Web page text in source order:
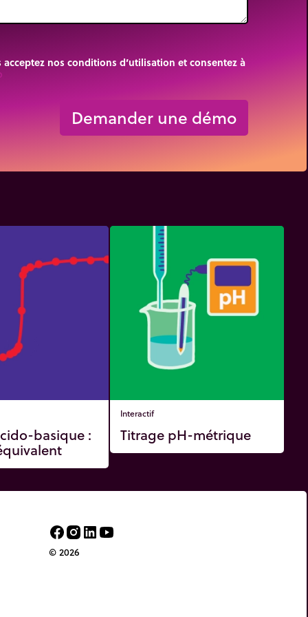
nos conditions d’utilisation et consentez à
Demander une démo
basique :
Interactif
Titrage pH-métrique
© 2026